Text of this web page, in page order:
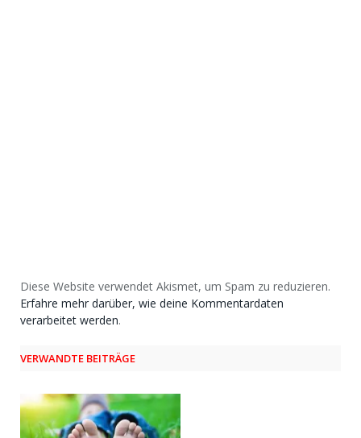
Diese Website verwendet Akismet, um Spam zu reduzieren.
Erfahre mehr darüber, wie deine Kommentardaten
verarbeitet werden.
VERWANDTE BEITRÄGE